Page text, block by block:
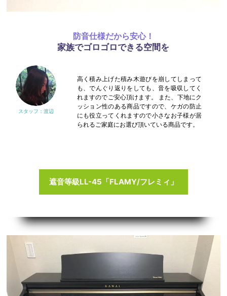
防音仕様だから安心！
家族でゴロゴロできる空間を
高く積み上げた積み木遊びを崩してしまって
も、でんぐり返りをしても、音を吸収してく
れますのでご安心頂けます。
また、下地にク
ッション性のある商品ですので、ケガの防止
にも役立ってくれますので小さなお子様が居
られるご家庭にお選び頂いている商品です。
遮音等級LL-45「FLAMY/フレミィ」